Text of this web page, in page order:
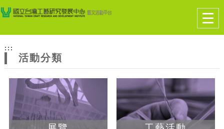
網
站
主
題
跳到主要內容
網站導覽
:::
活動分類